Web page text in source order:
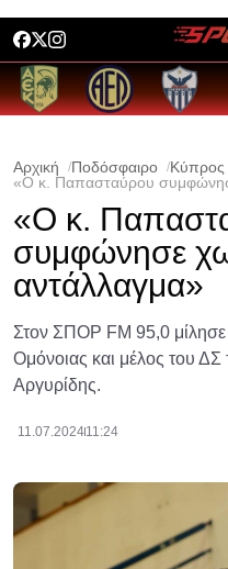
Αρχική Ποδόσφαιρο
Κύπρος
«Ο κ. Παπασταύρου
«Ο κ.
συμφώνησε
αντάλλαγμα»
Στον ΣΠΟΡ FM 95,0
Ομόνοιας και μέλος του ΔΣ
Αργυρίδης.
11.07.202411:24